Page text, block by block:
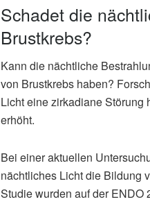
Schadet die
Brustkrebs?
Kann die nächtliche
von Brustkrebs haben?
Licht eine zirkadiane Störung
erhöht.
Bei einer aktuellen
nächtliches Licht die Bildung
Studie wurden auf der ENDO